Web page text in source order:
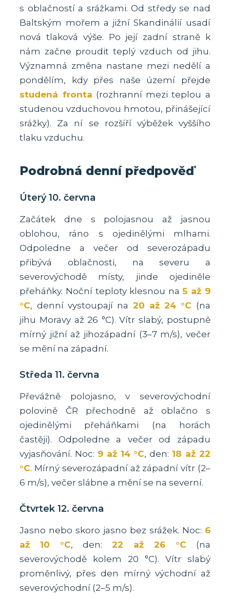
s oblačností a srážkami. Od středy se nad
Baltským mořem a jižní Skandinálií usadí
nová tlaková výše. Po její zadní straně k
nám začne proudit teplý vzduch od jihu.
Významná změna nastane mezi nedělí a
pondělím, kdy přes naše území přejde
studená fronta (rozhranní mezi teplou a
studenou vzduchovou hmotou, přinášející
srážky). Za ní se rozšíří výběžek vyššího
tlaku vzduchu.
Podrobná denní předpověď
Úterý 10. června
Začátek dne s polojasnou až jasnou
oblohou, ráno s ojedinělými mlhami.
Odpoledne a večer od severozápadu
přibývá oblačnosti, na severu a
severovýchodě místy, jinde ojediněle
přeháňky. Noční teploty klesnou na5 až 9
°C, denní vystoupají na 20 až 24 °C (na
jihu Moravy až 26 °C). Vítr slabý, postupně
mírný jižní až jihozápadní (3–7 m/s), večer
se mění na západní.
Středa 11. června
Převážně polojasno, v severovýchodní
polovině ČR přechodně až oblačno s
ojedinělými přeháňkami (na horách
častěji). Odpoledne a večer od západu
vyjasňování. Noc: 9 až 14 °C, den:18 až 22
°C. Mírný severozápadní až západní vítr (2–
6 m/s), večer slábne a mění se na severní.
Čtvrtek 12. června
Jasno nebo skoro jasno bez srážek. Noc: 6
až 10 °C, den: 22 až 26 °C (na
severovýchodě kolem 20 °C). Vítr slabý
proměnlivý, přes den mírný východní až
severovýchodní (2–5 m/s).